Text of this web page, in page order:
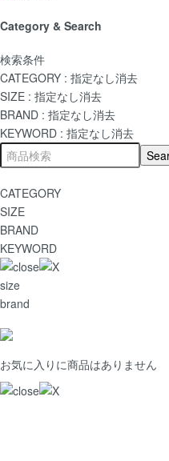
Category & Search
検索条件
CATEGORY : 指定なし消去
SIZE : 指定なし消去
BRAND : 指定なし消去
KEYWORD : 指定なし消去
CATEGORY
SIZE
BRAND
KEYWORD
size
brand
お気に入りに商品はありません